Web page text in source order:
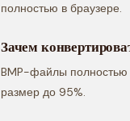
полностью в браузере.
Зачем
BMP-файлы полностью
размер до 95%.